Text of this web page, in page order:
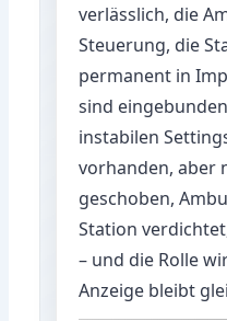
verlässlich, die
Steuerung, die
permanent in
sind
instabilen
vorhanden, aber
geschoben,
Station
– und die Rolle
Anzeige bleibt